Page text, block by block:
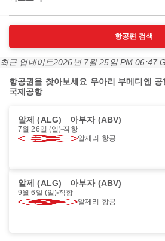
항공편 검색
최근 업데이트2026년 7월 25일 PM 06:47
항공권을 찾아보세요 우아리 부메디엔
국제공항
알제 (ALG) 아부자 (ABV)
7월 26일 (일) 직항
알제리 항공
알제 (ALG) 아부자 (ABV)
9월 6일 (일) 직항
알제리 항공